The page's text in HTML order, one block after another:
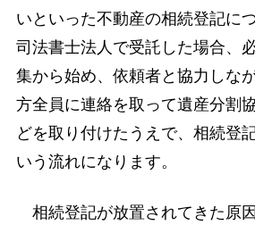
いといった不動産の相続登記に
司法書士法人で受託した場合、
集から始め、依頼者と協力しな
方全員に連絡を取って遺産分割
どを取り付けたうえで、相続登
いう流れになります。
相続登記が放置されてきた原